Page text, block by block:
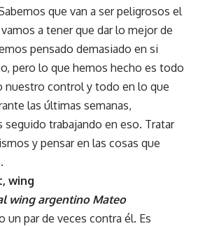
que van a ser peligrosos el
a tener que dar lo mejor de
pensado demasiado en si
pero lo que hemos hecho es todo
nuestro control y todo en lo que
las últimas semanas,
trabajando en eso. Tratar
y pensar en las cosas que
wing
wing argentino Mateo
un par de veces contra él. Es